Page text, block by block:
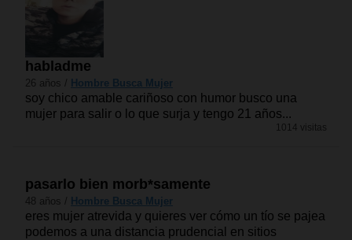
habladme
26 años / Hombre Busca Mujer
soy chico amable cariñoso con humor busco una
mujer para salir o lo que surja y tengo 21 años...
1014 visitas
pasarlo bien morb*samente
48 años / Hombre Busca Mujer
eres mujer atrevida y quieres ver cómo un tío se pajea
podemos a una distancia prudencial en sitios